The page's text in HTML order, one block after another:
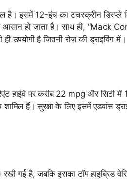
इसमें 12-इंच का टचस्क्रीन डिस्प्ले
हो जाता है। साथ ही, “Mack
उपयोगी है जितनी रोज़ की ड्राइविंग में।
हाईवे पर करीब 22 mpg और सिटी
हैं। सुरक्षा के लिए इसमें एडवांस
है, जबकि इसका टॉप हाइब्रिड